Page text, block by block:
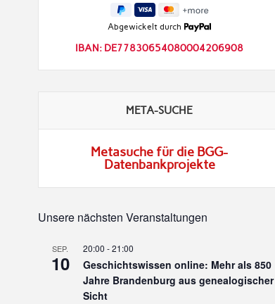
Abgewickelt durch
IBAN: DE77830654080004206908
META-SUCHE
Metasuche für die BGG-
Datenbankprojekte
Unsere nächsten Veranstaltungen
SEP.
10
20:00 -21:00
Geschichtswissen online: Mehr als 850
Jahre Brandenburg aus genealogischer
Sicht